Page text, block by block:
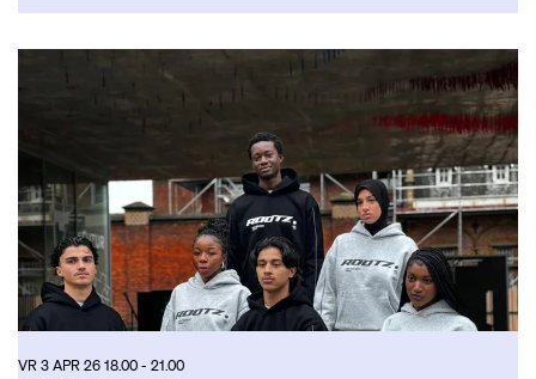
VR 3 APR 2618.00 - 21.00